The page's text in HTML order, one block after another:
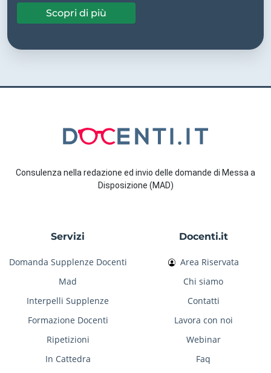
Scopri di più
Consulenza nella redazione ed invio delle domande di Messa a
Disposizione (MAD)
Servizi
Domanda Supplenze Docenti
Mad
Interpelli Supplenze
Formazione Docenti
Ripetizioni
In Cattedra
Docenti.it
Area Riservata
Chi siamo
Contatti
Lavora con noi
Webinar
Faq